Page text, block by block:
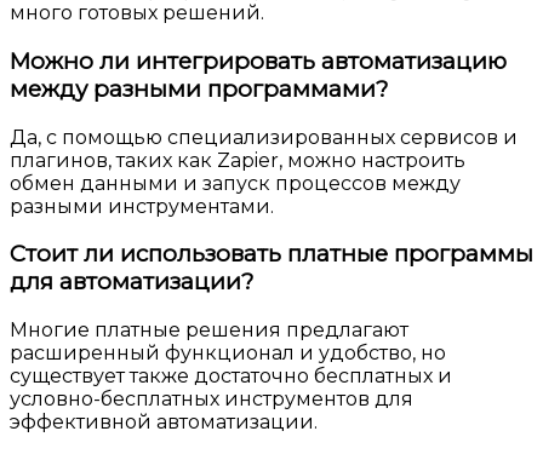
много готовых решений.
Можно ли интегрировать автоматизацию
между разными программами?
Да, с помощью специализированных сервисов и
плагинов, таких как Zapier, можно настроить
обмен данными и запуск процессов между
разными инструментами.
Стоит ли использовать платные программы
для автоматизации?
Многие платные решения предлагают
расширенный функционал и удобство, но
существует также достаточно бесплатных и
условно-бесплатных инструментов для
эффективной автоматизации.